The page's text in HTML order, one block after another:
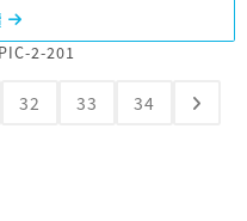
2-201
32 33 34